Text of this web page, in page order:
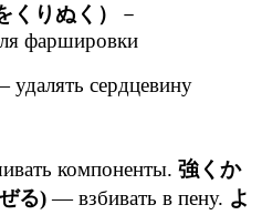
りぬく）
－
фаршировки
удалять сердцевину
компоненты. 強くか
る)— взбивать в пену. よ